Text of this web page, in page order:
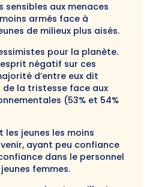
aux menaces
armés face à
de milieux plus aisés.
pour la planète.
négatif sur ces
d’entre eux dit
la tristesse face aux
(53% et 54%
jeunes les moins
ayant peu confiance
dans le personnel
femmes.